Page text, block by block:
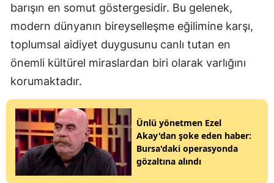
barışın en somut göstergesidir. Bu gelenek,
modern dünyanın bireyselleşme eğilimine karşı,
toplumsal aidiyet duygusunu canlı tutan en
önemli kültürel miraslardan biri olarak varlığını
korumaktadır.
Ünlü yönetmen Ezel
Akay'dan şoke eden haber:
Bursa'daki operasyonda
gözaltına alındı